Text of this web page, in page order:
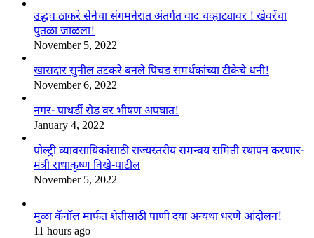
उद्धव ठाकरे सेनेचा संगमनेरात अंतर्गत वाद चव्हाट्यावर ! खेवरेंचा
पुतळा जाळला!
November 5, 2022
खासदार सुनील तटकरे बनले पिचड समर्थकांच्या टीकेचे धनी!
November 6, 2022
नगर- पाथर्डी रोड वर भीषण अपघात!
January 4, 2022
पोल्ट्री व्यावसायिकांसाठी राज्यस्तरीय समन्वय समिती स्थापन करणार-
मंत्री राधाकृष्ण विखे-पाटील
November 5, 2022
मुळा कॅनॉल मार्फत शेतीसाठी पाणी दया अन्यथा धरणे आंदोलन!
11 hours ago